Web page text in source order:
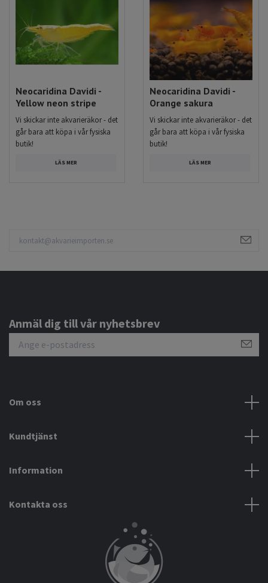
Neocaridina Davidi -
Yellow neon stripe
Vi skickar inte akvarieräkor - det
går bara att köpa i vår fysiska
butik!
LÄS MER
Neocaridina Davidi -
Orange sakura
Vi skickar inte akvarieräkor - det
går bara att köpa i vår fysiska
butik!
LÄS MER
Anmäl dig till vår nyhetsbrev
Om oss
Kundtjänst
Information
Kontakta oss